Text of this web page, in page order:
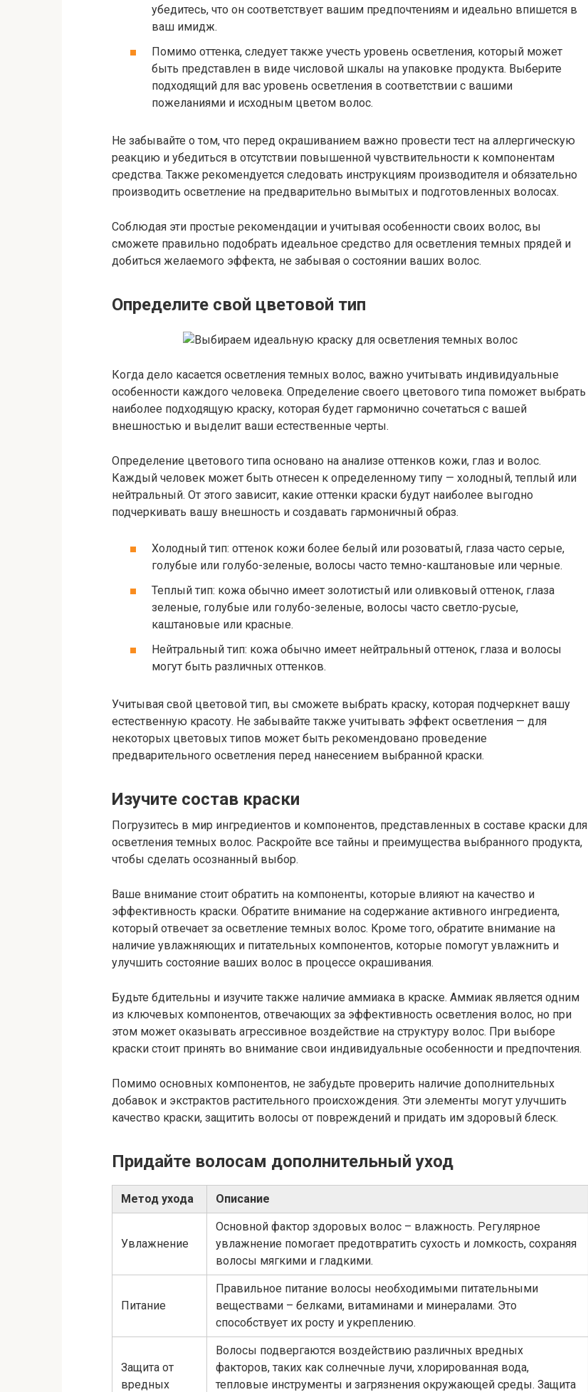
убедитесь, что он соответствует вашим предпочтениям и идеально впишется в
ваш имидж.
Помимо оттенка, следует также учесть уровень осветления, который может
быть представлен в виде числовой шкалы на упаковке продукта. Выберите
подходящий для вас уровень осветления в соответствии с вашими
пожеланиями и исходным цветом волос.
Не забывайте о том, что перед окрашиванием важно провести тест на аллергическую
реакцию и убедиться в отсутствии повышенной чувствительности к компонентам
средства. Также рекомендуется следовать инструкциям производителя и обязательно
производить осветление на предварительно вымытых и подготовленных волосах.
Соблюдая эти простые рекомендации и учитывая особенности своих волос, вы
сможете правильно подобрать идеальное средство для осветления темных прядей и
добиться желаемого эффекта, не забывая о состоянии ваших волос.
Определите свой цветовой тип
Когда дело касается осветления темных волос, важно учитывать индивидуальные
особенности каждого человека. Определение своего цветового типа поможет выбрать
наиболее подходящую краску, которая будет гармонично сочетаться с вашей
внешностью и выделит ваши естественные черты.
Определение цветового типа основано на анализе оттенков кожи, глаз и волос.
Каждый человек может быть отнесен к определенному типу — холодный, теплый или
нейтральный. От этого зависит, какие оттенки краски будут наиболее выгодно
подчеркивать вашу внешность и создавать гармоничный образ.
Холодный тип: оттенок кожи более белый или розоватый, глаза часто серые,
голубые или голубо-зеленые, волосы часто темно-каштановые или черные.
Теплый тип: кожа обычно имеет золотистый или оливковый оттенок, глаза
зеленые, голубые или голубо-зеленые, волосы часто светло-русые,
каштановые или красные.
Нейтральный тип: кожа обычно имеет нейтральный оттенок, глаза и волосы
могут быть различных оттенков.
Учитывая свой цветовой тип, вы сможете выбрать краску, которая подчеркнет вашу
естественную красоту. Не забывайте также учитывать эффект осветления — для
некоторых цветовых типов может быть рекомендовано проведение
предварительного осветления перед нанесением выбранной краски.
Изучите состав краски
Погрузитесь в мир ингредиентов и компонентов, представленных в составе краски для
осветления темных волос. Раскройте все тайны и преимущества выбранного продукта,
чтобы сделать осознанный выбор.
Ваше внимание стоит обратить на компоненты, которые влияют на качество и
эффективность краски. Обратите внимание на содержание активного ингредиента,
который отвечает за осветление темных волос. Кроме того, обратите внимание на
наличие увлажняющих и питательных компонентов, которые помогут увлажнить и
улучшить состояние ваших волос в процессе окрашивания.
Будьте бдительны и изучите также наличие аммиака в краске. Аммиак является одним
из ключевых компонентов, отвечающих за эффективность осветления волос, но при
этом может оказывать агрессивное воздействие на структуру волос. При выборе
краски стоит принять во внимание свои индивидуальные особенности и предпочтения.
Помимо основных компонентов, не забудьте проверить наличие дополнительных
добавок и экстрактов растительного происхождения. Эти элементы могут улучшить
качество краски, защитить волосы от повреждений и придать им здоровый блеск.
Придайте волосам дополнительный уход
Метод ухода Описание
Увлажнение
Основной фактор здоровых волос – влажность. Регулярное
увлажнение помогает предотвратить сухость и ломкость, сохраняя
волосы мягкими и гладкими.
Питание
Правильное питание волосы необходимыми питательными
веществами – белками, витаминами и минералами. Это
способствует их росту и укреплению.
Защита от
вредных
Волосы подвергаются воздействию различных вредных
факторов, таких как солнечные лучи, хлорированная вода,
тепловые инструменты и загрязнения окружающей среды. Защита